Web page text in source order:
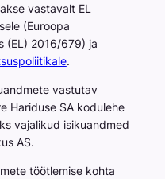
vastavalt EL
(Euroopa
(EL) 2016/679) ja
.
vastutav
Hariduse SA kodulehe
vajalikud isikuandmed
AS.
töötlemise kohta